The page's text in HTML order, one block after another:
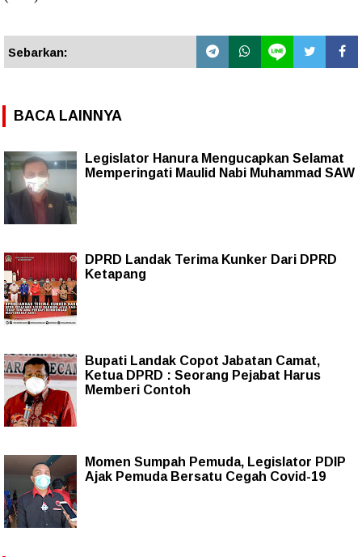
Sebarkan:
BACA LAINNYA
Legislator Hanura Mengucapkan Selamat
Memperingati Maulid Nabi Muhammad SAW
DPRD Landak Terima Kunker Dari DPRD
Ketapang
Bupati Landak Copot Jabatan Camat,
Ketua DPRD : Seorang Pejabat Harus
Memberi Contoh
Momen Sumpah Pemuda, Legislator PDIP
Ajak Pemuda Bersatu Cegah Covid-19